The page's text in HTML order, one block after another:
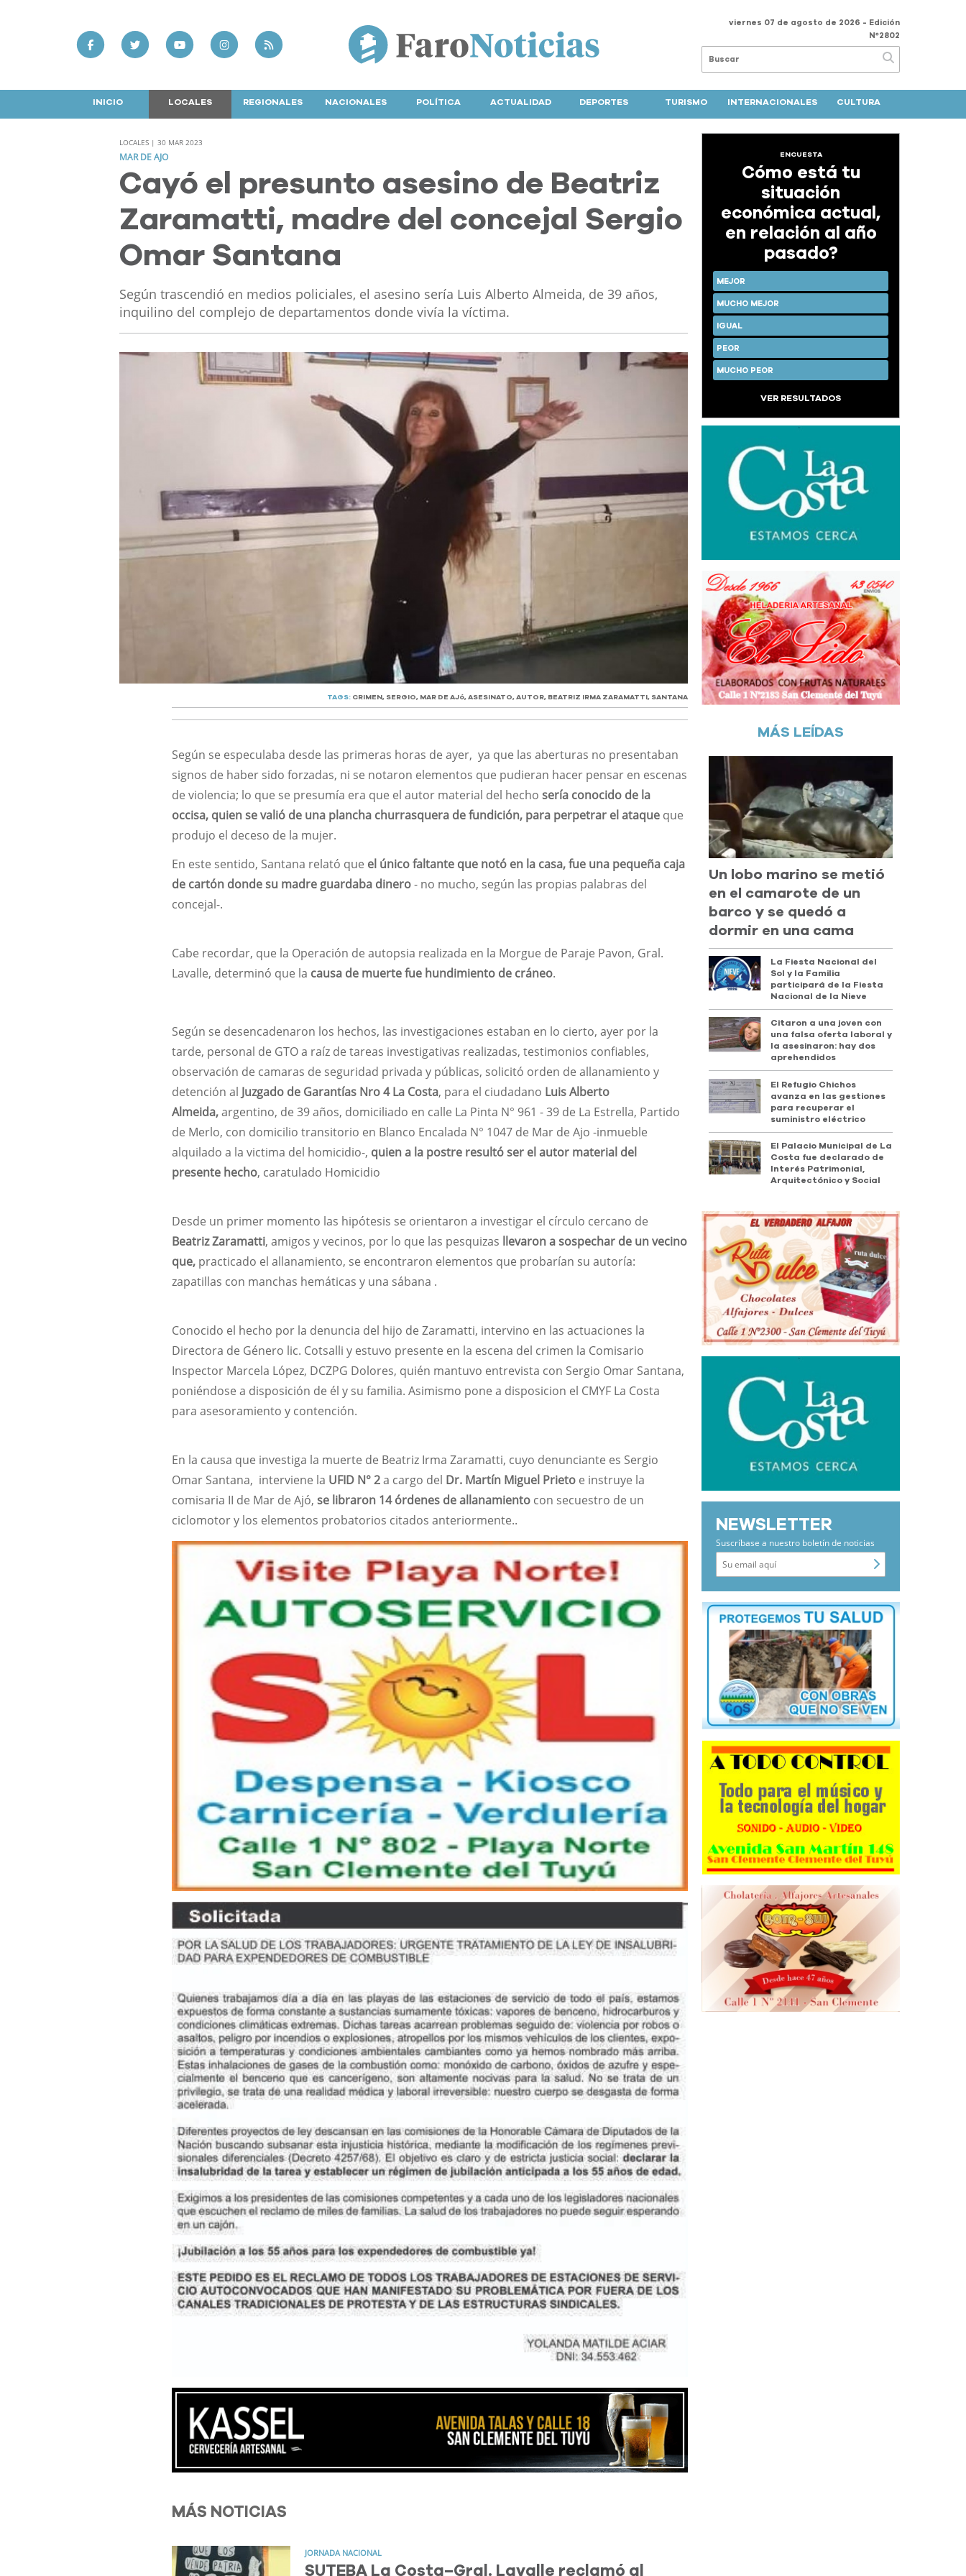
viernes 07 de agosto de 2026 - Edición
Nº2802
INICIO LOCALES REGIONALES NACIONALES POLÍTICA ACTUALIDAD DEPORTES TURISMO INTERNACIONALES CULTURA
LOCALES | 30 MAR 2023
MAR DE AJO
Cayó el presunto asesino de Beatriz
Zaramatti, madre del concejal Sergio
Omar Santana
Según trascendió en medios policiales, el asesino sería Luis Alberto Almeida, de 39 años,
inquilino del complejo de departamentos donde vivía la víctima.
TAGS: CRIMEN, SERGIO, MAR DE AJó,ASESINATO,AUTOR, BEATRIZ IRMA ZARAMATTI, SANTANA
Según se especulaba desde las primeras horas de ayer, ya que las aberturas no presentaban
signos de haber sido forzadas, ni se notaron elementos que pudieran hacer pensar en escenas
de violencia; lo que se presumía era que el autor material del hecho sería conocido de la
occisa, quien se valió de una plancha churrasquera de fundición, para perpetrar el ataque que
produjo el deceso de la mujer.
En este sentido, Santana relató que el único faltante que notó en la casa, fue una pequeña caja
de cartón donde su madre guardaba dinero- no mucho, según las propias palabras del
concejal-.
Cabe recordar, que la Operación de autopsia realizada en la Morgue de Paraje Pavon, Gral.
Lavalle, determinó que la causa de muerte fue hundimiento de cráneo.
Según se desencadenaron los hechos, las investigaciones estaban en lo cierto, ayer por la
tarde, personal de GTO a raíz de tareas investigativas realizadas, testimonios confiables,
observación de camaras de seguridad privada y públicas, solicitó orden de allanamiento y
detención al Juzgado de Garantías Nro 4 La Costa, para el ciudadano Luis Alberto
Almeida,argentino, de 39 años, domiciliado en calle La Pinta N° 961 - 39 de La Estrella, Partido
de Merlo, con domicilio transitorio en Blanco Encalada N° 1047 de Mar de Ajo -inmueble
alquilado a la victima del homicidio-, quien a la postre resultó ser el autor material del
presente hecho, caratulado Homicidio
Desde un primer momento las hipótesis se orientaron a investigar el círculo cercano de
Beatriz Zaramatti, amigos y vecinos, por lo que las pesquizas llevaron a sospechar de un vecino
que, practicado el allanamiento, se encontraron elementos que probarían su autoría:
zapatillas con manchas hemáticas y una sábana .
Conocido el hecho por la denuncia del hijo de Zaramatti, intervino en las actuaciones la
Directora de Género lic. Cotsalli y estuvo presente en la escena del crimen la Comisario
Inspector Marcela López, DCZPG Dolores, quién mantuvo entrevista con Sergio Omar Santana,
poniéndose a disposición de él y su familia. Asimismo pone a disposicion el CMYF La Costa
para asesoramiento y contención.
En la causa que investiga la muerte de Beatriz Irma Zaramatti, cuyo denunciante es Sergio
Omar Santana, interviene la UFID N° 2a cargo del Dr. Martín Miguel Prieto e instruye la
comisaria II de Mar de Ajó, se libraron 14 órdenes de allanamiento con secuestro de un
ciclomotor y los elementos probatorios citados anteriormente..
MÁS NOTICIAS
JORNADA NACIONAL
SUTEBA La Costa–Gral. Lavalle reclamó al
ENCUESTA
Cómo está tu
situación
económica actual,
en relación al año
pasado?
MEJOR
MUCHO MEJOR
IGUAL
PEOR
MUCHO PEOR
VER RESULTADOS
MÁS LEÍDAS
Un lobo marino se metió
en el camarote de un
barco y se quedó a
dormir en una cama
La Fiesta Nacional del
Sol y la Familia
participará de la Fiesta
Nacional de la Nieve
Citaron a una joven con
una falsa oferta laboral y
la asesinaron: hay dos
aprehendidos
El Refugio Chichos
avanza en las gestiones
para recuperar el
suministro eléctrico
El Palacio Municipal de La
Costa fue declarado de
Interés Patrimonial,
Arquitectónico y Social
NEWSLETTER
Suscríbase a nuestro boletín de noticias